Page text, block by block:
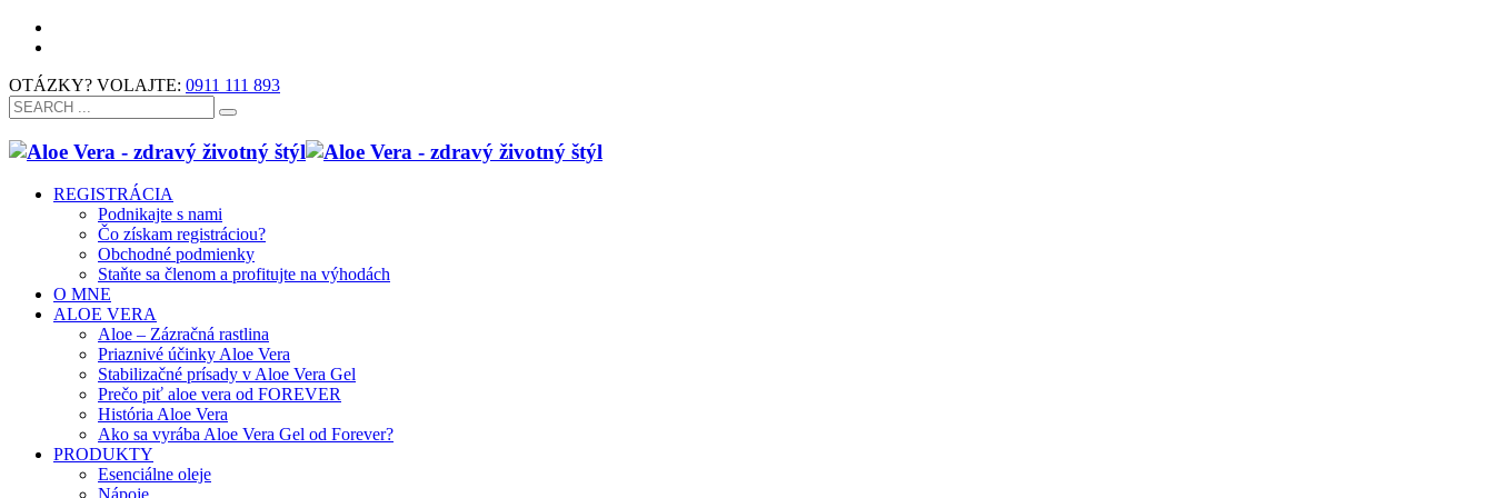
OTÁZKY? VOLAJTE: 0911 111 893
REGISTRÁCIA
Podnikajte s nami
Čo získam registráciou?
Obchodné podmienky
Staňte sa členom a profitujte na výhodách
O MNE
ALOE VERA
Aloe – Zázračná rastlina
Priaznivé účinky Aloe Vera
Stabilizačné prísady v Aloe Vera Gel
Prečo piť aloe vera od FOREVER
História Aloe Vera
Ako sa vyrába Aloe Vera Gel od Forever?
PRODUKTY
Esenciálne oleje